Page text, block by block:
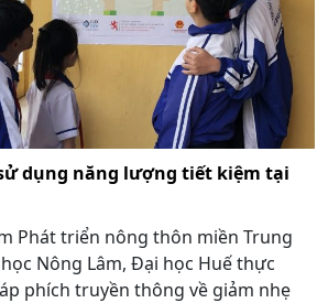
dụng năng lượng tiết kiệm tại
Phát triển nông thôn miền Trung
Nông Lâm, Đại học Huế thực
phích truyền thông về giảm nhẹ